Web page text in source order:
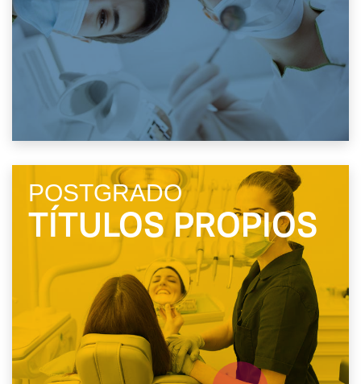
POSTGRADO
TÍTULOS PROPIOS